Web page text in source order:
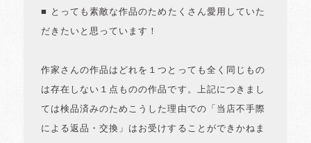
■ とっても素敵な作品のためたくさん愛用していた
だきたいと思っています！
作家さんの作品はどれを１つとっても全く同じもの
は存在しない１点ものの作品です。上記につきまし
ては検品済みのためこうした理由での「当店不手際
による返品・交換」はお受けすることができかねま